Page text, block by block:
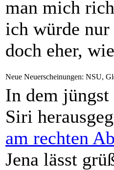
man mich
ich würde
doch eher,
Neue Neuerscheinungen: NSU,
In dem jüngst
Siri
am rechten
Jena lässt